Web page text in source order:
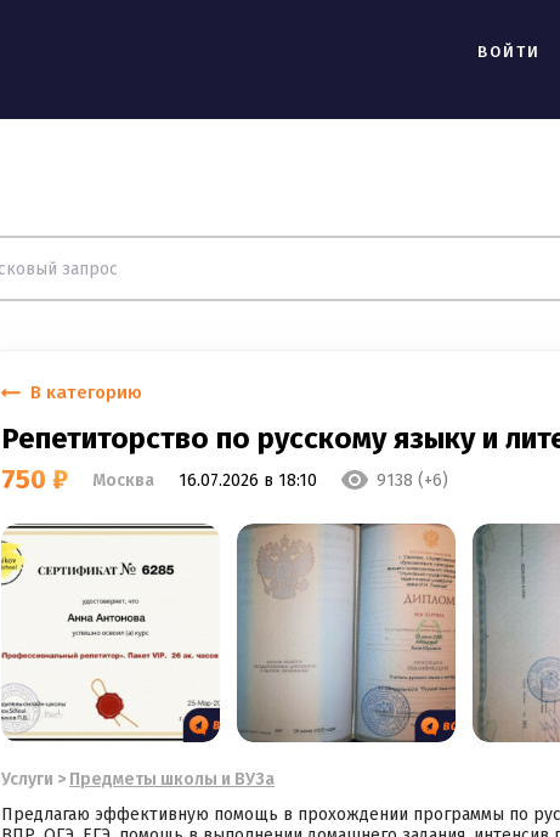
ВОЙТИ
В категорию
Репетиторство по русскому языку и
750 ₽ Москва 16.07.2026 в 18:10 9138 (+6)
Услуги > Предметы школы и ВУЗа
Предлагаю эффективную помощь в прохождении программы по